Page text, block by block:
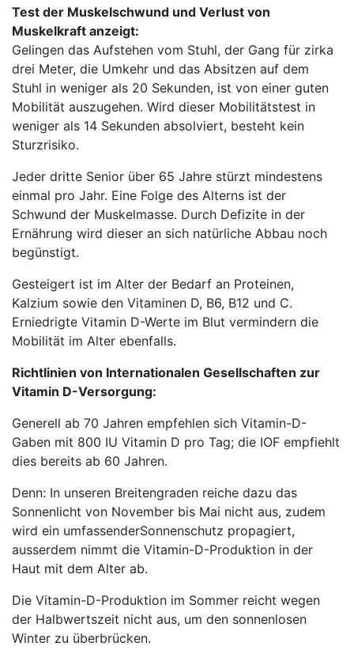
Test der Muskelschwund und Verlust von
Muskelkraft anzeigt:
Gelingen das Aufstehen vom Stuhl, der Gang für zirka
drei Meter, die Umkehr und das Absitzen auf dem
Stuhl in weniger als 20 Sekunden, ist von einer guten
Mobilität auszugehen. Wird dieser Mobilitätstest in
weniger als 14 Sekunden absolviert, besteht kein
Sturzrisiko.
Jeder dritte Senior über 65 Jahre stürzt mindestens
einmal pro Jahr. Eine Folge des Alterns ist der
Schwund der Muskelmasse. Durch Defizite in der
Ernährung wird dieser an sich natürliche Abbau noch
begünstigt.
Gesteigert ist im Alter der Bedarf an Proteinen,
Kalzium sowie den Vitaminen D, B6, B12 und C.
Erniedrigte Vitamin D-Werte im Blut vermindern die
Mobilität im Alter ebenfalls.
Richtlinien von Internationalen Gesellschaften zur
Vitamin D-Versorgung:
Generell ab 70 Jahren empfehlen sich Vitamin-D-
Gaben mit 800 IU Vitamin D pro Tag; die IOF empfiehlt
dies bereits ab 60 Jahren.
Denn: In unseren Breitengraden reiche dazu das
Sonnenlicht von November bis Mai nicht aus, zudem
wird ein umfassenderSonnenschutz propagiert,
ausserdem nimmt die Vitamin-D-Produktion in der
Haut mit dem Alter ab.
Die Vitamin-D-Produktion im Sommer reicht wegen
der Halbwertszeit nicht aus, um den sonnenlosen
Winter zu überbrücken.